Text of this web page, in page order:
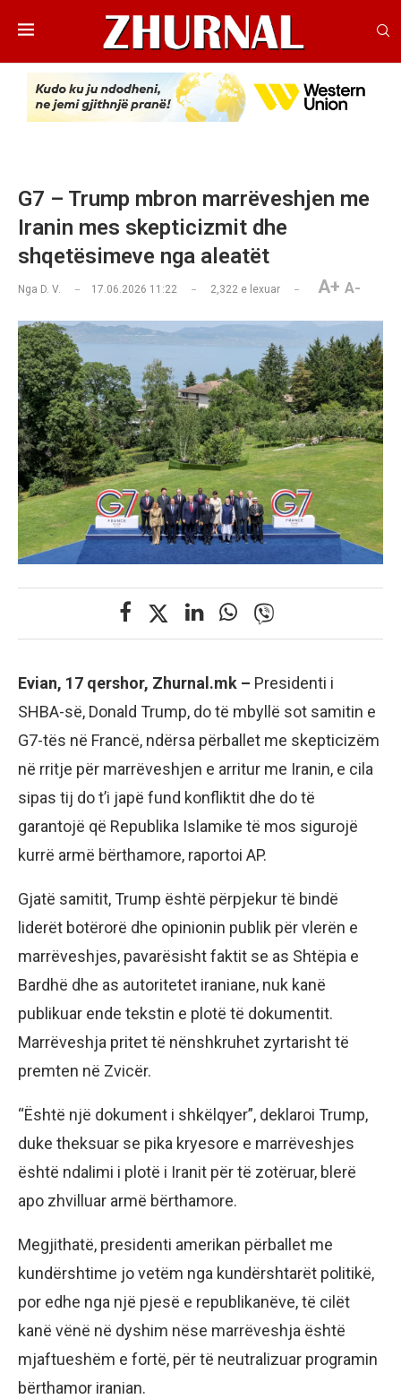
G7 – Trump mbron marrëveshjen me
Iranin mes skepticizmit dhe
shqetësimeve nga aleatët
Nga D. V. 17.06.2026 11:22 2,322 e lexuar A+ A-
Evian, 17 qershor, Zhurnal.mk – Presidenti i
SHBA-së, Donald Trump, do të mbyllë sot samitin e
G7-tës në Francë, ndërsa përballet me skepticizëm
në rritje për marrëveshjen e arritur me Iranin, e cila
sipas tij do t’i japë fund konfliktit dhe do të
garantojë që Republika Islamike të mos sigurojë
kurrë armë bërthamore, raportoi AP.
Gjatë samitit, Trump është përpjekur të bindë
liderët botërorë dhe opinionin publik për vlerën e
marrëveshjes, pavarësisht faktit se as Shtëpia e
Bardhë dhe as autoritetet iraniane, nuk kanë
publikuar ende tekstin e plotë të dokumentit.
Marrëveshja pritet të nënshkruhet zyrtarisht të
premten në Zvicër.
“Është një dokument i shkëlqyer”, deklaroi Trump,
duke theksuar se pika kryesore e marrëveshjes
është ndalimi i plotë i Iranit për të zotëruar, blerë
apo zhvilluar armë bërthamore.
Megjithatë, presidenti amerikan përballet me
kundërshtime jo vetëm nga kundërshtarët politikë,
por edhe nga një pjesë e republikanëve, të cilët
kanë vënë në dyshim nëse marrëveshja është
mjaftueshëm e fortë, për të neutralizuar programin
bërthamor iranian.